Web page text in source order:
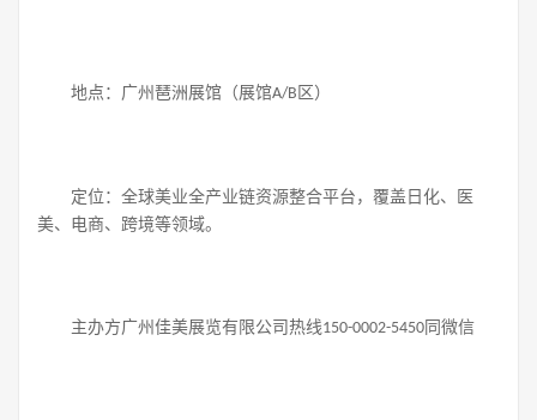
地点：广州琶洲展馆（展馆A/B 区）
定位：全球美业全产业链资源整合平台，覆盖日化、医
美、电商、跨境等领域。
主办方广州佳美展览有限公司热线150-0002-5450 同微信